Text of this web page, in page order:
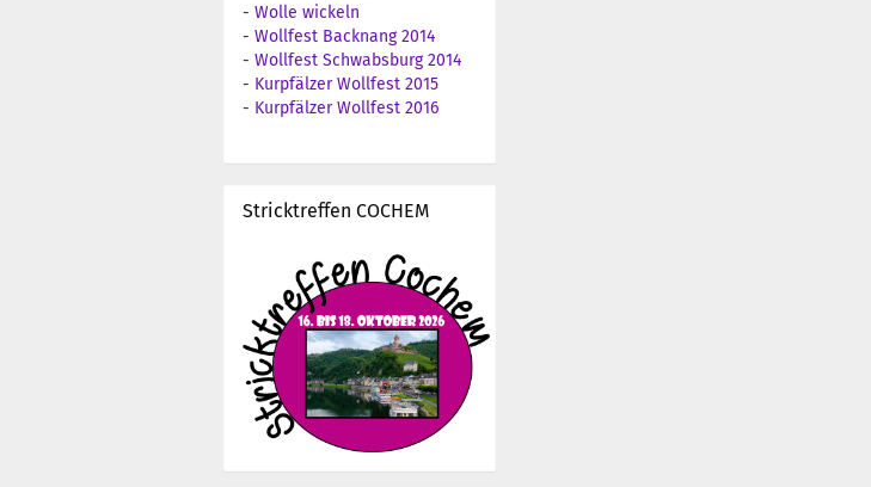
- Wolle wickeln
- Wollfest Backnang 2014
- Wollfest Schwabsburg 2014
- Kurpfälzer Wollfest 2015
- Kurpfälzer Wollfest 2016
Stricktreffen COCHEM